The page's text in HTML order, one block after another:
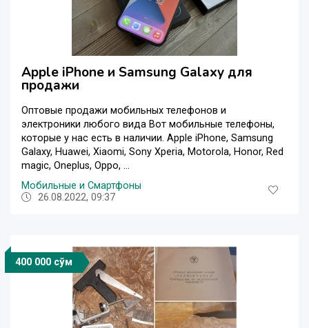
Apple iPhone и Samsung Galaxy для
продажи
Оптовые продажи мобильных телефонов и
электроники любого вида Вот мобильные телефоны,
которые у нас есть в наличии. Apple iPhone, Samsung
Galaxy, Huawei, Xiaomi, Sony Xperia, Motorola, Honor, Red
magic, Oneplus, Oppo, ...
Мобильные и Смартфоны
26.08.2022, 09:37
400 000 сўм